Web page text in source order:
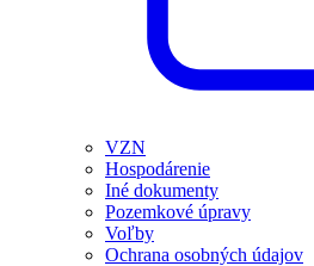
VZN
Hospodárenie
Iné dokumenty
Pozemkové úpravy
Voľby
Ochrana osobných údajov